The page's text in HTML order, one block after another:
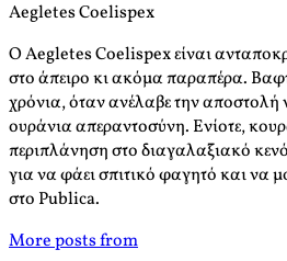
Aegletes Coelispex
Ο Aegletes Coelispex είναι
στο άπειρο κι ακόμα παραπέρα.
χρόνια, όταν ανέλαβε την αποστολή
ουράνια απεραντοσύνη. Ενίοτε,
περιπλάνηση στο διαγαλαξιακό
για να φάει σπιτικό φαγητό και να
στο Publica.
More posts from